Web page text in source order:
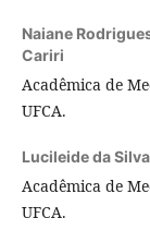
Naiane
Cariri
Acadêmica de
UFCA.
Lucileide da
Acadêmica de
UFCA.